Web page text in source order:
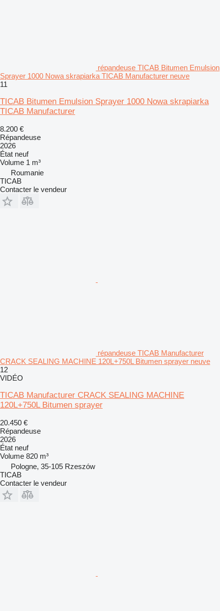
répandeuse TICAB Bitumen Emulsion
Sprayer 1000 Nowa skrapiarka TICAB Manufacturer neuve
11
TICAB Bitumen Emulsion Sprayer 1000 Nowa skrapiarka
TICAB Manufacturer
8.200 €
Répandeuse
2026
État neuf
Volume 1 m³
Roumanie
TICAB
Contacter le vendeur
répandeuse TICAB Manufacturer
CRACK SEALING MACHINE 120L+750L Bitumen sprayer neuve
12
VIDÉO
TICAB Manufacturer CRACK SEALING MACHINE
120L+750L Bitumen sprayer
20.450 €
Répandeuse
2026
État neuf
Volume 820 m³
Pologne, 35-105 Rzeszów
TICAB
Contacter le vendeur